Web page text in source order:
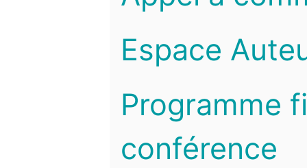
Espace
Programme
conférence